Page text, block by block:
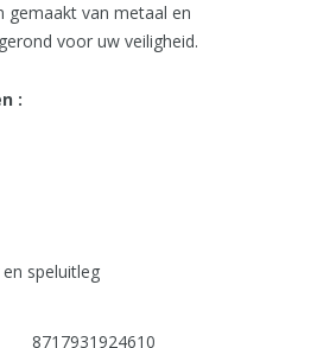
gemaakt van metaal en
voor uw veiligheid.
:
speluitleg
8717931924610